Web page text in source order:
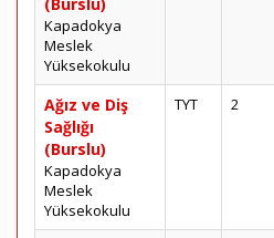
Kapadokya
Meslek
Yüksekokulu
Ağız ve Diş
Sağlığı
(Burslu)
Kapadokya
Meslek
Yüksekokulu
TYT 2